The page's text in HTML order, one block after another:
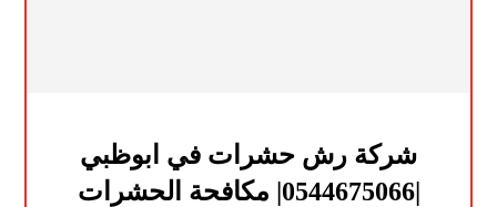
شركة رش حشرات في ابوظبي
|0544675066| مكافحة الحشرات